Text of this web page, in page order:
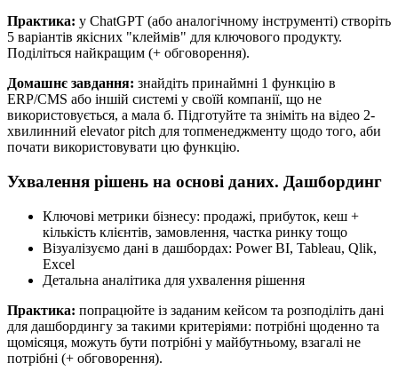
Практика: у ChatGPT (або аналогічному інструменті) створіть
5 варіантів якісних "клеймів" для ключового продукту.
Поділіться найкращим (+ обговорення).
Домашнє завдання: знайдіть принаймні 1 функцію в
ERP/CMS або іншій системі у своїй компанії, що не
використовується, а мала б. Підготуйте та зніміть на відео 2-
хвилинний elevator pitch для топменеджменту щодо того, аби
почати використовувати цю функцію.
Ухвалення рішень на основі даних. Дашбординг
Ключові метрики бізнесу: продажі, прибуток, кеш +
кількість клієнтів, замовлення, частка ринку тощо
Візуалізуємо дані в дашбордах: Power BI, Tableau, Qlik,
Excel
Детальна аналітика для ухвалення рішення
Практика: попрацюйте із заданим кейсом та розподіліть дані
для дашбордингу за такими критеріями: потрібні щоденно та
щомісяця, можуть бути потрібні у майбутньому, взагалі не
потрібні (+ обговорення).